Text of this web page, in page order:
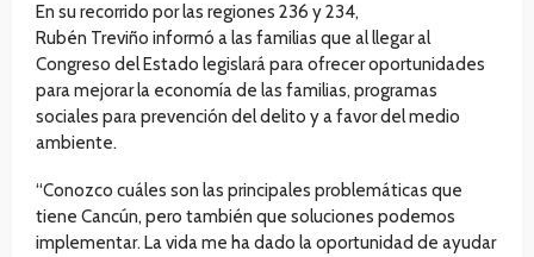
En su recorrido por las regiones 236 y 234,
Rubén Treviño informó a las familias que al llegar al
Congreso del Estado legislará para ofrecer oportunidades
para mejorar la economía de las familias, programas
sociales para prevención del delito y a favor del medio
ambiente.
“Conozco cuáles son las principales problemáticas que
tiene Cancún, pero también que soluciones podemos
implementar. La vida me ha dado la oportunidad de ayudar